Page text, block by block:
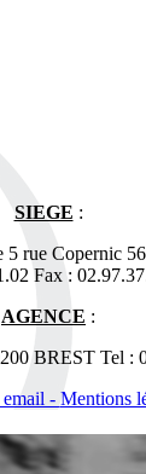
SIEGE :
5 rue Copernic
Fax :
AGENCE :
BREST Tel :
- Mentions